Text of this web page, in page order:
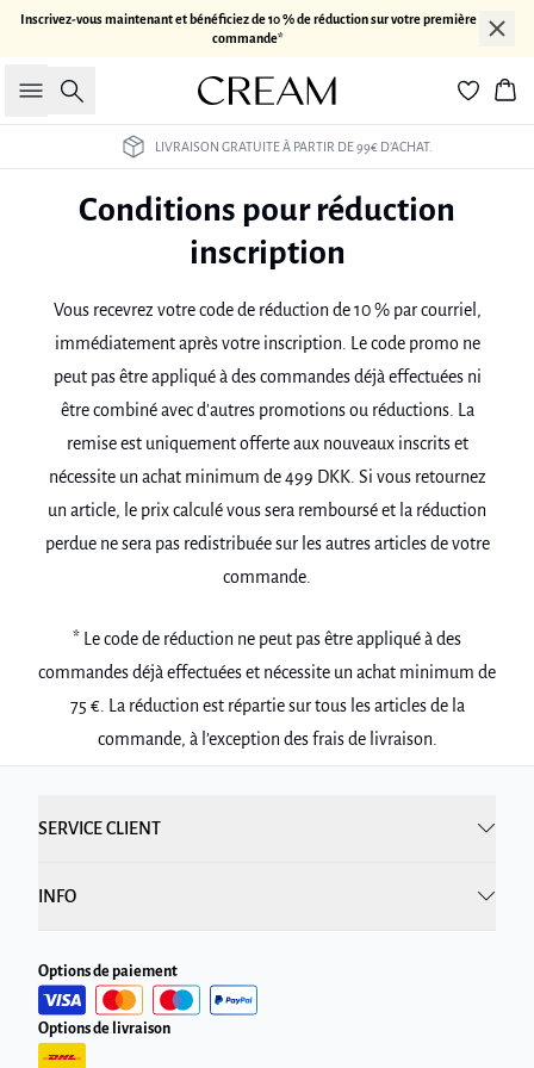
Inscrivez-vous maintenant et bénéficiez de 10 % de réduction sur votre première
commande*
Rechercher
LIVRAISON GRATUITE À PARTIR DE 99€ D’ACHAT.
Conditions pour réduction
inscription
Vous recevrez votre code de réduction de 10 % par courriel,
immédiatement après votre inscription. Le code promo ne
peut pas être appliqué à des commandes déjà effectuées ni
être combiné avec d'autres promotions ou réductions. La
remise est uniquement offerte aux nouveaux inscrits et
nécessite un achat minimum de 499 DKK. Si vous retournez
un article, le prix calculé vous sera remboursé et la réduction
perdue ne sera pas redistribuée sur les autres articles de votre
commande.
* Le code de réduction ne peut pas être appliqué à des
commandes déjà effectuées et nécessite un achat minimum de
75 €. La réduction est répartie sur tous les articles de la
commande, à l’exception des frais de livraison.
SERVICE CLIENT
INFO
Options de paiement
Options de livraison